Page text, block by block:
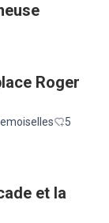
Roger
5
et la